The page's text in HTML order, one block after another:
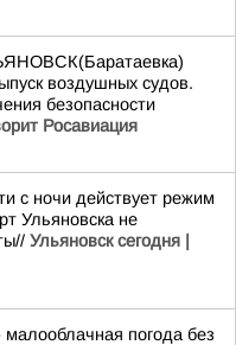
воздушных судов.
безопасности
Росавиация
с ночи действует режим
Ульяновска не
Ульяновск сегодня |
погода без